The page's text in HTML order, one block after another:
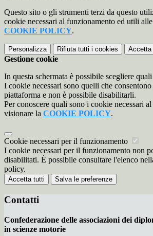
Questo sito o gli strumenti terzi da questo
cookie necessari al funzionamento ed utili
COOKIE POLICY.
Personalizza Rifiuta tutti i cookies Accetta
Gestione cookie
In questa schermata è possibile scegliere
I cookie necessari sono quelli che
piattaforma e non è possibile disabilitarli.
Per conoscere quali sono i cookie necessari
visionare la COOKIE POLICY.
Cookie necessari per il funzionamento
I cookie necessari per il funzionamento non
disabilitati. È possibile consultare l'elenco
policy.
Accetta tutti Salva le preferenze
Contatti
Confederazione delle associazioni dei
in scienze motorie